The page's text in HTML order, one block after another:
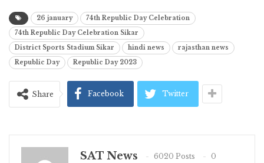
26 january
74th Republic Day Celebration
74th Republic Day Celebration Sikar
District Sports Stadium Sikar
hindi news
rajasthan news
Republic Day
Republic Day 2023
Share Facebook Twitter
SAT News 6020 Posts
0